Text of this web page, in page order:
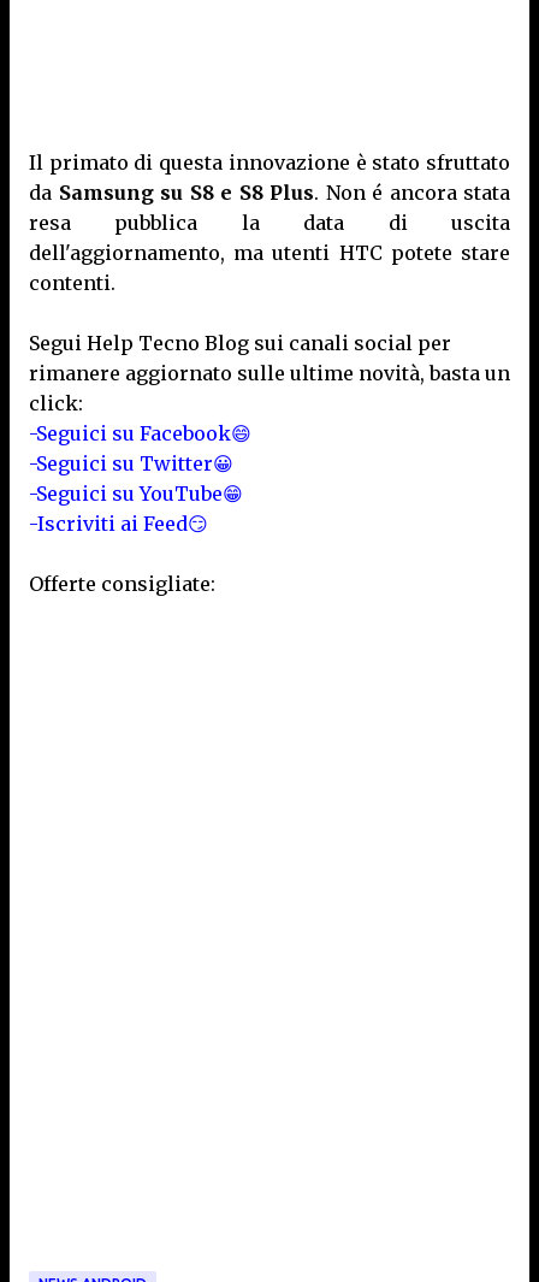
Il primato di questa innovazione è stato sfruttato
da Samsung su S8 e S8 Plus. Non é ancora stata
resa pubblica la data di uscita
dell'aggiornamento, ma utenti HTC potete stare
contenti.
Segui Help Tecno Blog sui canali social per
rimanere aggiornato sulle ultime novità, basta un
click:
-Seguici su Facebook😄
-Seguici su Twitter😀
-Seguici su YouTube😁
-Iscriviti ai Feed😏
Offerte consigliate: